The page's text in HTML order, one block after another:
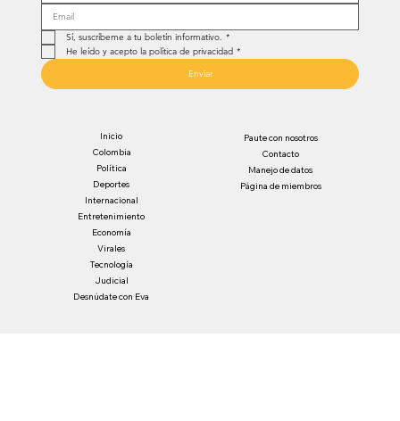
Sí, suscríbeme a tu boletín informativo. *
He leído y acepto la política de privacidad *
Enviar
Inicio
Colombia
Política
Deportes
Internacional
Entretenimiento
Economía
Virales
Tecnología
Judicial
Desnúdate con Eva
Paute con nosotros
Contacto
Manejo de datos
Página de miembros